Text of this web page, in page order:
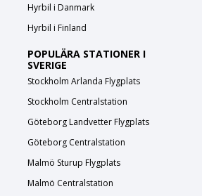
Hyrbil i Danmark
Hyrbil i Finland
POPULÄRA STATIONER I
SVERIGE
Stockholm Arlanda Flygplats
Stockholm Centralstation
Göteborg Landvetter Flygplats
Göteborg Centralstation
Malmö Sturup Flygplats
Malmö Centralstation